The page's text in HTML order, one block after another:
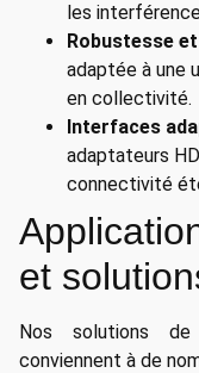
les
Robustesse
adaptée à une
en collectivité.
Interfaces
adaptateurs
connectivité
et
Nos solutions de
conviennent à de